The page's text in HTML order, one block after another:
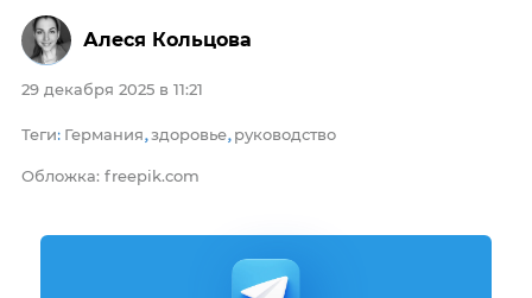
29 декабря 2025 в 11:21
Теги: Германия,здоровье, руководство
Обложка: freepik.com
Алеся Кольцова